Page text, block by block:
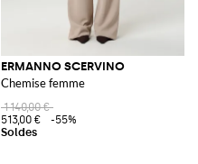
ERMANNO SCERVINO
Chemise femme
1 140,00 €
513,00 €
-55%